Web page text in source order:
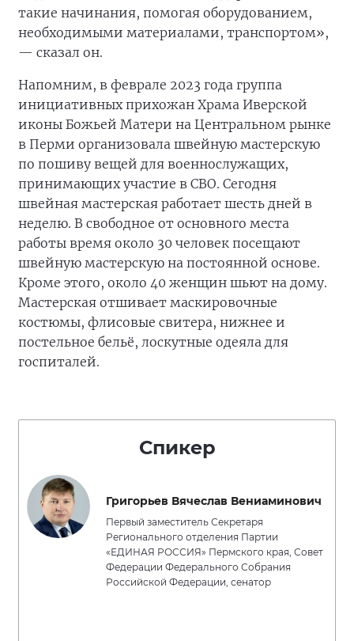
такие начинания, помогая оборудованием,
необходимыми материалами, транспортом»,
— сказал он.
Напомним, в феврале 2023 года группа
инициативных прихожан Храма Иверской
иконы Божьей Матери на Центральном рынке
в Перми организовала швейную мастерскую
по пошиву вещей для военнослужащих,
принимающих участие в СВО. Сегодня
швейная мастерская работает шесть дней в
неделю. В свободное от основного места
работы время около 30 человек посещают
швейную мастерскую на постоянной основе.
Кроме этого, около 40 женщин шьют на дому.
Мастерская отшивает маскировочные
костюмы, флисовые свитера, нижнее и
постельное бельё, лоскутные одеяла для
госпиталей.
Спикер
Григорьев Вячеслав Вениаминович
Первый заместитель Секретаря
Регионального отделения Партии
«ЕДИНАЯ РОССИЯ» Пермского края, Совет
Федерации Федерального Собрания
Российской Федерации, сенатор